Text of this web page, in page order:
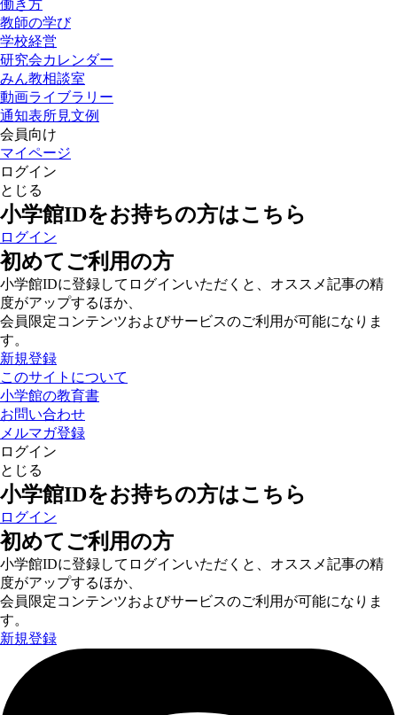
働き方
教師の学び
学校経営
研究会カレンダー
みん教相談室
動画ライブラリー
通知表所見文例
会員向け
マイページ
ログイン
とじる
小学館IDをお持ちの方はこちら
ログイン
初めてご利用の方
小学館IDに登録してログインいただくと、オススメ記事の精
度がアップするほか、
会員限定コンテンツおよびサービスのご利用が可能になりま
す。
新規登録
このサイトについて
小学館の教育書
お問い合わせ
メルマガ登録
ログイン
とじる
小学館IDをお持ちの方はこちら
ログイン
初めてご利用の方
小学館IDに登録してログインいただくと、オススメ記事の精
度がアップするほか、
会員限定コンテンツおよびサービスのご利用が可能になりま
す。
新規登録